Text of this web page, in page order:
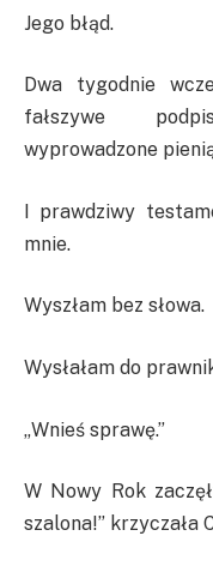
Jego błąd.
Dwa tygodnie
fałszywe
wyprowadzone
I prawdziwy
mnie.
Wyszłam bez słowa.
Wysłałam do
„Wnieś sprawę.”
W Nowy Rok
szalona!” krzyczała